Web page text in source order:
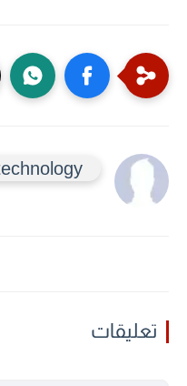
تعليقات